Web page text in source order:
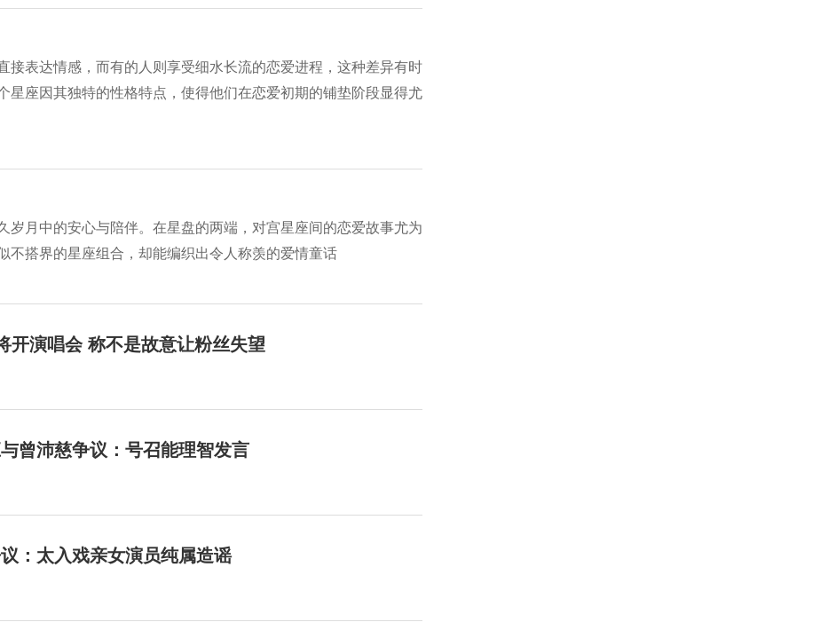
接表达情感，而有的人则享受细水长流的恋爱进程，这种差异有时
星座因其独特的性格特点，使得他们在恋爱初期的铺垫阶段显得尤
岁月中的安心与陪伴。在星盘的两端，对宫星座间的恋爱故事尤为
不搭界的星座组合，却能编织出令人称羡的爱情童话
开演唱会 称不是故意让粉丝失望
曾沛慈争议：号召能理智发言
：太入戏亲女演员纯属造谣